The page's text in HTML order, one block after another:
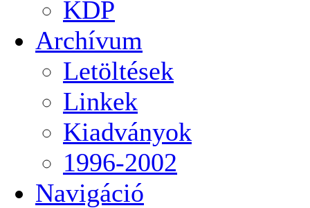
KDP
Archívum
Letöltések
Linkek
Kiadványok
1996-2002
Navigáció